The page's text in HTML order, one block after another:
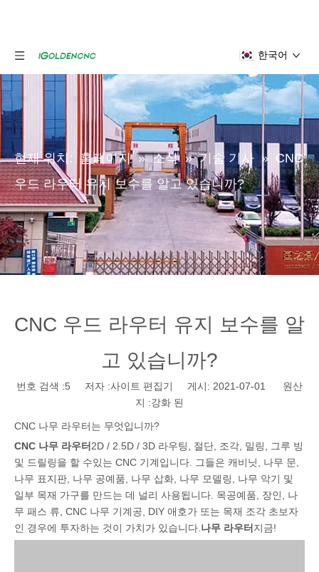
한국어
현재 위치: 홈페이지 » 소식 » 기술 기사 » CNC
우드 라우터 유지 보수를 알고 있습니까?
CNC 우드 라우터 유지 보수를 알
고 있습니까?
번호 검색 :5 저자 :사이트 편집기 게시: 2021-07-01 원산
지 :강화 된
CNC 나무 라우터는 무엇입니까?
CNC 나무 라우터 2D / 2.5D / 3D 라우팅, 절단, 조각, 밀링, 그루 빙
및 드릴링을 할 수있는 CNC 기계입니다. 그들은 캐비닛, 나무 문,
나무 표지판, 나무 공예품, 나무 삽화, 나무 모델링, 나무 악기 및
일부 목재 가구를 만드는 데 널리 사용됩니다. 목공예품, 장인, 나
무 패스 류, CNC 나무 기계공, DIY 애호가 또는 목재 조각 초보자
인 경우에 투자하는 것이 가치가 있습니다. 나무 라우터 지금!